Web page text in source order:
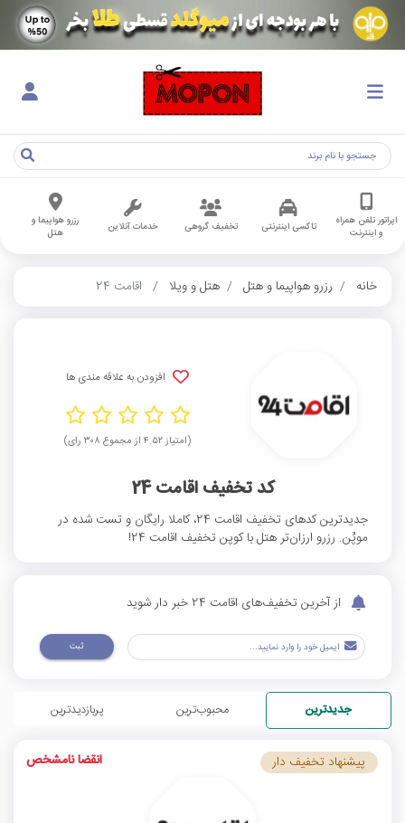
اپراتور تلفن همراه
و اینترنت
تاکسی اینترنتی تخفیف گروهی خدمات آنلاین
رزرو هواپیما و
هتل
خانه رزرو هواپیما و هتل هتل و ویلا اقامت 24
افزودن به علاقه مندی ها
(امتیاز ۴.۵۲ از مجموع ۳۰۸ رای)
کد تخفیف اقامت 24
جدیدترین کدهای تخفیف اقامت 24، کاملا رایگان و تست شده در
موپُن. رزرو ارزان‌تر هتل با کوپن تخفیف اقامت 24!
از آخرین تخفیف‌های اقامت 24 خبر دار شوید
ثبت
جدیدترین محبوب‌ترین پربازدیدترین
پیشنهاد تخفیف دار انقضا نامشخص